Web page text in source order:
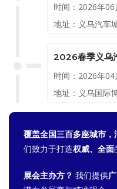
时间：2026年
地址：义乌汽车
2026春季义乌
时间：2026年
地址：义乌国际
覆盖全国三百多座城市，
们致力于打造权威、全面
展会主办方？ 我们提供